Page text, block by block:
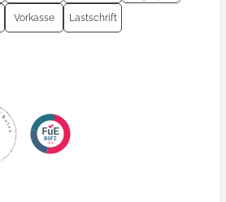
Vorkasse Lastschrift